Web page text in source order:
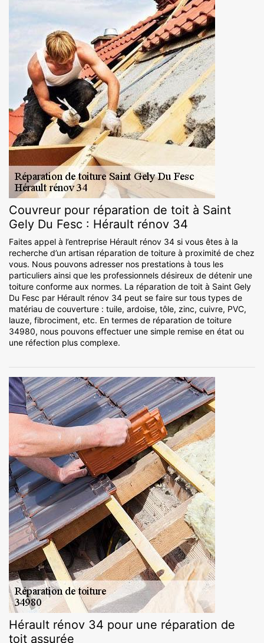
Couvreur pour réparation de toit à Saint
Gely Du Fesc : Hérault rénov 34
Faites appel à l’entreprise Hérault rénov 34 si vous êtes à la
recherche d’un artisan réparation de toiture à proximité de chez
vous. Nous pouvons adresser nos prestations à tous les
particuliers ainsi que les professionnels désireux de détenir une
toiture conforme aux normes. La réparation de toit à Saint Gely
Du Fesc par Hérault rénov 34 peut se faire sur tous types de
matériau de couverture : tuile, ardoise, tôle, zinc, cuivre, PVC,
lauze, fibrociment, etc. En termes de réparation de toiture
34980, nous pouvons effectuer une simple remise en état ou
une réfection plus complexe.
Hérault rénov 34 pour une réparation de
toit assurée